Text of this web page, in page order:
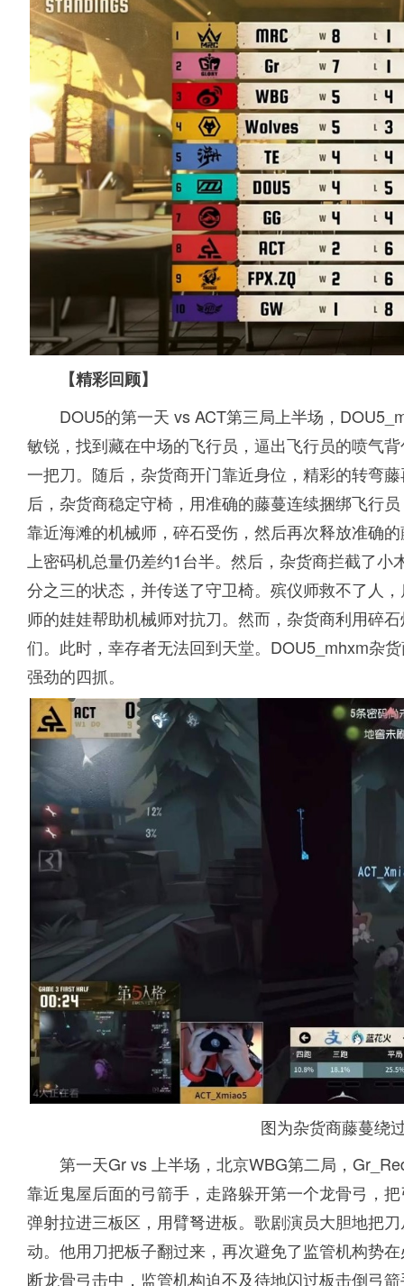
【精彩回顾】
DOU5的第一天 vs ACT第三局上半场，
敏锐，找到藏在中场的飞行员，逼出飞行员的喷气
一把刀。随后，杂货商开门靠近身位，精彩的转弯
后，杂货商稳定守椅，用准确的藤蔓连续捆绑飞行
靠近海滩的机械师，碎石受伤，然后再次释放准确
上密码机总量仍差约1台半。然后，杂货商拦截了
分之三的状态，并传送了守卫椅。殡仪师救不了人
师的娃娃帮助机械师对抗刀。然而，杂货商利用碎
们。此时，幸存者无法回到天堂。DOU5_mhxm杂
强劲的四抓。
图为杂货商藤蔓绕
第一天Gr vs 上半场，北京WBG第二局，
靠近鬼屋后面的弓箭手，走路躲开第一个龙骨弓，
弹射拉进三板区，用臂弩进板。歌剧演员大胆地把
动。他用刀把板子翻过来，再次避免了监管机构势
断龙骨弓击中，监管机构迫不及待地闪过板击倒弓